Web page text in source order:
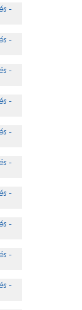
-
-
-
-
-
-
-
-
-
-